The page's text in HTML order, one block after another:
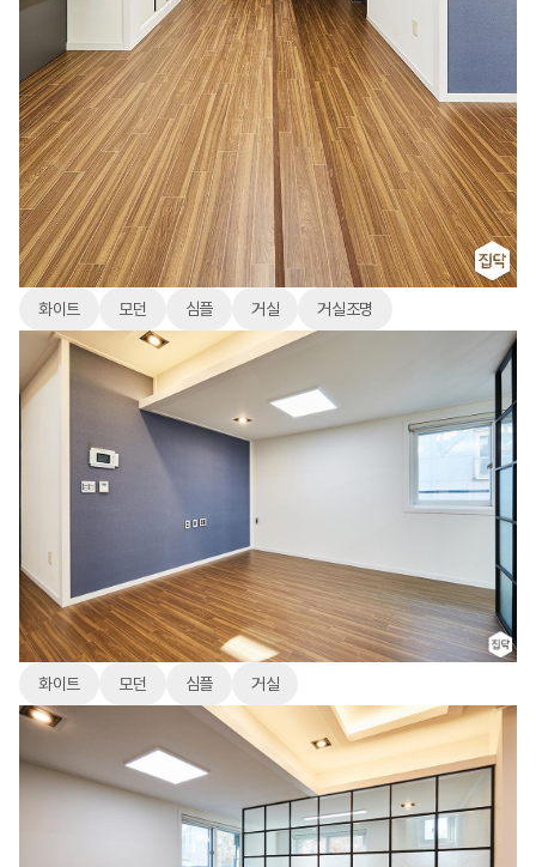
화이트 모던 심플 거실 거실조명
화이트 모던 심플 거실